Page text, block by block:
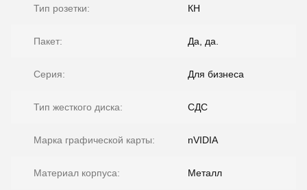
Тип розетки: КН
Пакет: Да, да.
Серия: Для бизнеса
Тип жесткого диска: СДС
Марка графической карты: nVIDIA
Материал корпуса: Металл